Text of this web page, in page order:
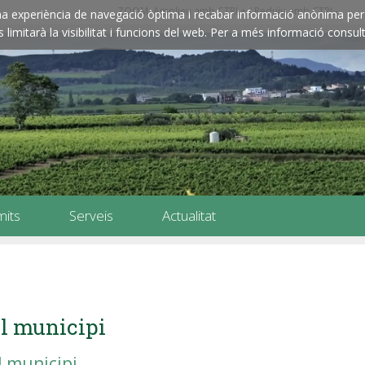
de navegació òptima i recabar informació anònima
la visibilitat i funcions del web. Per a més informació
ZOOM: Amplieu amb CTRL+ / Reduïu amb CTRL-
Serveis Actualitat
municipi